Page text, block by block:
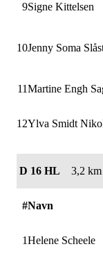
9Signe Kittelsen
10Jenny Soma
11Martine Engh
12Ylva Smidt
D 16 HL 3,2 km
#Navn
1Helene Scheele